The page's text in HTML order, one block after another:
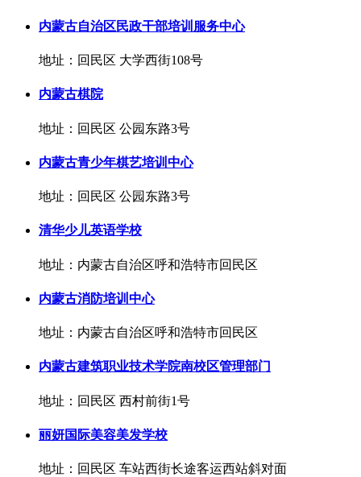
内蒙古自治区民政干部培训服务中心
地址：回民区 大学西街108号
内蒙古棋院
地址：回民区 公园东路3号
内蒙古青少年棋艺培训中心
地址：回民区 公园东路3号
清华少儿英语学校
地址：内蒙古自治区呼和浩特市回民区
内蒙古消防培训中心
地址：内蒙古自治区呼和浩特市回民区
内蒙古建筑职业技术学院南校区管理部门
地址：回民区 西村前街1号
丽妍国际美容美发学校
地址：回民区 车站西街长途客运西站斜对面